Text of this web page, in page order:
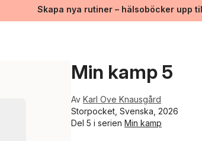
Skapa nya rutiner – hälsoböcker upp
Min kamp 5
Av Karl Ove Knausgård
Storpocket, Svenska, 2026
Del 5 i serien Min kamp